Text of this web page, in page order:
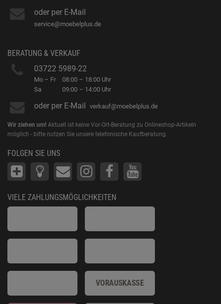
oder per E-Mail
service@moebelplus.de
BERATUNG & VERKAUF
03722 5989-22
Mo – Fr
Sa
08:00 – 18:00 Uhr
09:00 – 14:00 Uhr
oder per E-Mail verkauf@moebelplus.de
Wir ziehen um! Aktuell ist keine Vor-Ort-Beratung zu Onlineshop-Artikeln
möglich - bitte nutzen Sie unsere telefonische Kaufberatung.
FOLGEN SIE UNS
VIELE ZAHLUNGSMÖGLICHKEITEN
VORAUSKASSE